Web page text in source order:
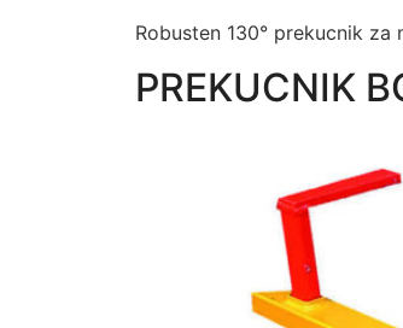
Robusten 130° prekucnik za
PREKUCNIK